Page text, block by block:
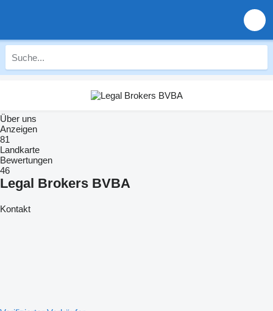
Über uns
Anzeigen
81
Landkarte
Bewertungen
46
Legal Brokers BVBA
Kontakt